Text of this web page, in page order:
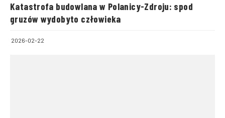
Katastrofa budowlana w Polanicy-Zdroju: spod
gruzów wydobyto człowieka
2026-02-22